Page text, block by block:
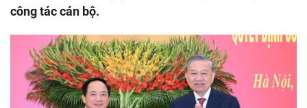
công tác cán bộ.